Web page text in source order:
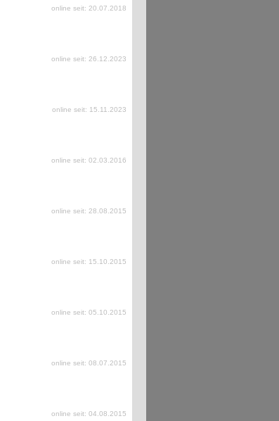
online seit: 20.07.2018
online seit: 26.12.2023
online seit: 15.11.2023
online seit: 02.03.2016
online seit: 28.08.2015
online seit: 15.10.2015
online seit: 05.10.2015
online seit: 08.07.2015
online seit: 04.08.2015